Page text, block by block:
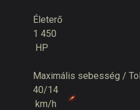
Életerő
1 450
HP
Maximális sebesség /
40/14
km/h